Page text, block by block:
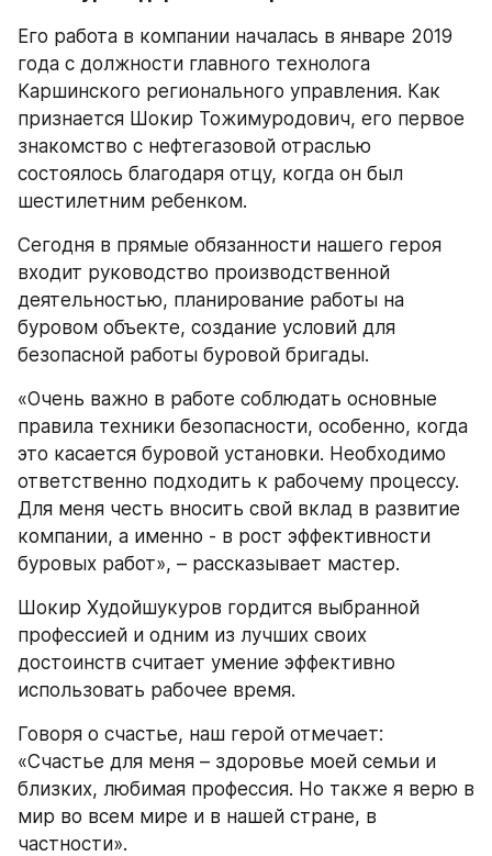
Его работа в компании началась в январе 2019
года с должности главного технолога
Каршинского регионального управления. Как
признается Шокир Тожимуродович, его первое
знакомство с нефтегазовой отраслью
состоялось благодаря отцу, когда он был
шестилетним ребенком.
Сегодня в прямые обязанности нашего героя
входит руководство производственной
деятельностью, планирование работы на
буровом объекте, создание условий для
безопасной работы буровой бригады.
«Очень важно в работе соблюдать основные
правила техники безопасности, особенно, когда
это касается буровой установки. Необходимо
ответственно подходить к рабочему процессу.
Для меня честь вносить свой вклад в развитие
компании, а именно - в рост эффективности
буровых работ», – рассказывает мастер.
Шокир Худойшукуров гордится выбранной
профессией и одним из лучших своих
достоинств считает умение эффективно
использовать рабочее время.
Говоря о счастье, наш герой отмечает:
«Счастье для меня – здоровье моей семьи и
близких, любимая профессия. Но также я верю в
мир во всем мире и в нашей стране, в
частности».